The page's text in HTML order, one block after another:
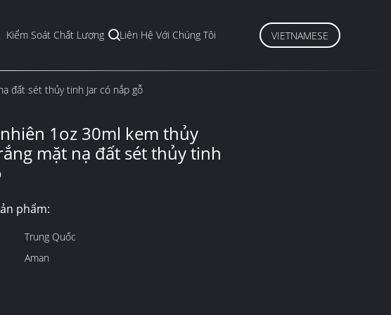
Kiểm Soát Chất Lượng Liên Hệ Với Chúng Tôi VIETNAMESE
đất sét thủy tinh Jar có nắp gỗ
1oz 30ml kem thủy
mặt nạ đất sét thủy tinh
phẩm:
Trung Quốc
Aman